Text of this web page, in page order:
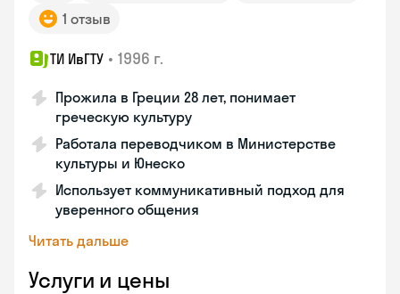
1 отзыв
ТИ ИвГТУ • 1996 г.
Прожила в Греции 28 лет, понимает
греческую культуру
Работала переводчиком в Министерстве
культуры и Юнеско
Использует коммуникативный подход для
уверенного общения
Читать дальше
Услуги и цены